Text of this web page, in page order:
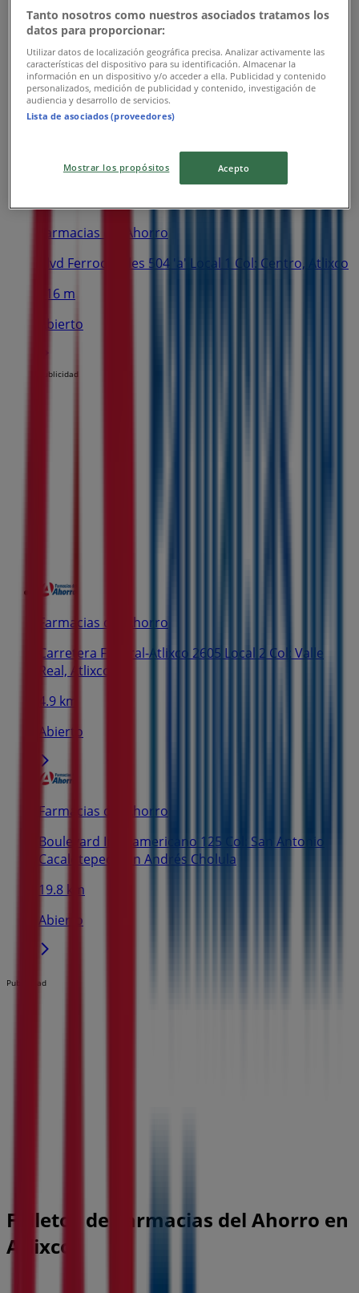
Farmacias del Ahorro
Av Manuel Avila Camacho 303 Col: Centro, Atlixco
427 m
Farmacias del Ahorro
Blvd Ferrocarriles 504 'a' Local 1 Col: Centro, Atlixco
716 m
Abierto
Publicidad
Farmacias del Ahorro
Carretera Federal-Atlixco 2605 Local 2 Col: Valle
Real, Atlixco
4.9 km
Abierto
Farmacias del Ahorro
Boulevard Interamericano 125 Col: San Antonio
Cacalotepec, San Andrés Cholula
19.8 km
Abierto
Publicidad
Folletos de Farmacias del Ahorro en
Atlixco
Tanto nosotros como nuestros asociados tratamos los
datos para proporcionar:
Utilizar datos de localización geográfica precisa. Analizar activamente las
características del dispositivo para su identificación. Almacenar la
información en un dispositivo y/o acceder a ella. Publicidad y contenido
personalizados, medición de publicidad y contenido, investigación de
audiencia y desarrollo de servicios.
Lista de asociados (proveedores)
Mostrar los propósitos Acepto